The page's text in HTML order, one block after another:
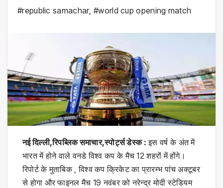
#republic samachar,#world cup opening match
नई दिल्ली,रिपब्लिक समाचार,स्पोर्ट्स डेस्क : इस वर्ष के अंत में
भारत में होने वाले वनडे विश्व कप के मैच 12 शहरों में होंगे।
रिपोर्ट के मुताबिक , विश्व कप क्रिकेट का प्रारम्भ पांच अक्टूबर
से होगा और फाइनल मैच 19 नवंबर को नरेन्द्र मोदी स्टेडियम